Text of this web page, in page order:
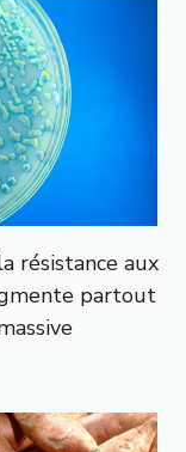
résistance aux
partout